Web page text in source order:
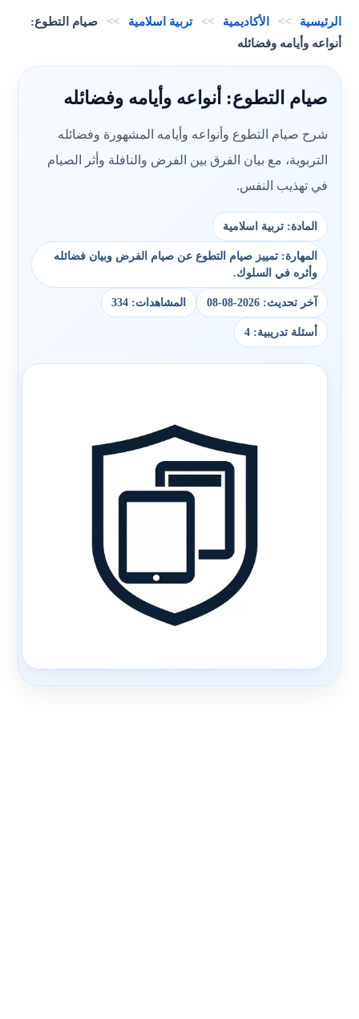
الرئيسية >> الأكاديمية >> تربية اسلامية >>
صيام التطوع:
أنواعه وأيامه وفضائله
صيام التطوع: أنواعه وأيامه وفضائله
شرح صيام التطوع وأنواعه وأيامه المشهورة وفضائله
التربوية، مع بيان الفرق بين الفرض والنافلة وأثر الصيام
في تهذيب النفس.
المادة: تربية اسلامية
المهارة: تمييز صيام التطوع عن صيام الفرض وبيان فضائله
وأثره في السلوك.
آخر تحديث: 2026-08-08 المشاهدات: 334
أسئلة تدريبية: 4